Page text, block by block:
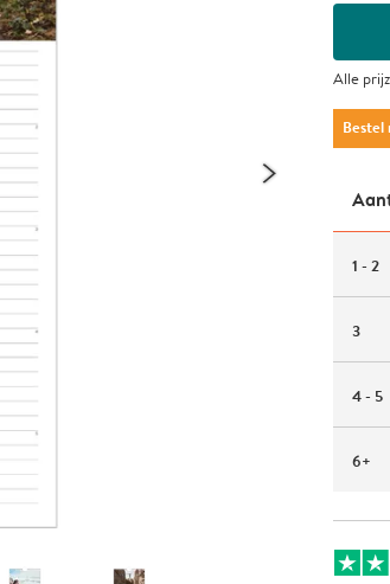
Alle
Bestel
1 - 2
3
4 - 5
6+